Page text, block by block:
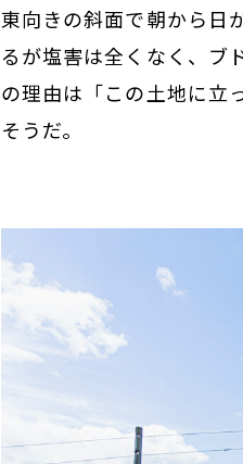
東向きの斜面で朝から日
るが塩害は全くなく、ブ
の理由は「この土地に立
そうだ。